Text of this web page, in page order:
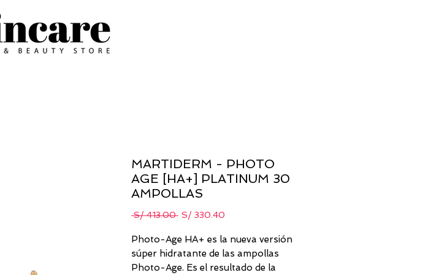
MARTIDERM - PHOTO
AGE [HA+] PLATINUM 30
AMPOLLAS
S/ 413.00 Precio
S/ 330.40
Photo-Age HA+ es la nueva versión
súper hidratante de las ampollas
Photo-Age. Es el resultado de la